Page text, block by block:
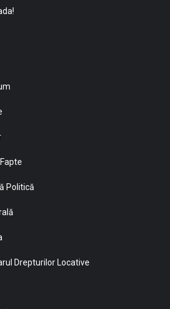
Politică
Drepturilor Locative